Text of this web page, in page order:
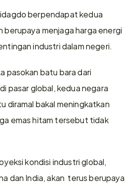
berpendapat kedua
menjaga harga energi
industri dalam negeri.
pasokan batu bara dari
pasar global, kedua negara
diramal bakal meningkatkan
emas hitam tersebut tidak
kondisi industri global,
dan India, akan  terus berupaya